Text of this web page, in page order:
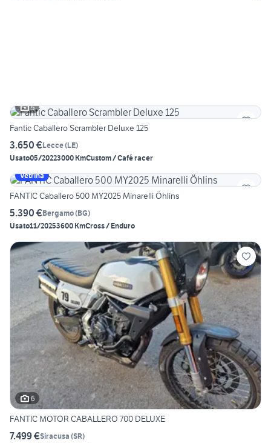
5
Fantic Caballero Scrambler Deluxe 125
3.650 €Lecce(LE)
Usato05/20223000 KmCustom / Café racer
Vetrina
FANTIC Caballero 500 MY2025 Minarelli Öhlins
5.390 €Bergamo(BG)
Usato11/20253600 KmCross / Enduro
6
FANTIC MOTOR CABALLERO 700 DELUXE
7.499 €Siracusa (SR)